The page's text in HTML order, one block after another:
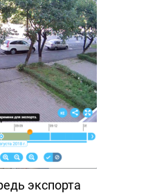
экспорта